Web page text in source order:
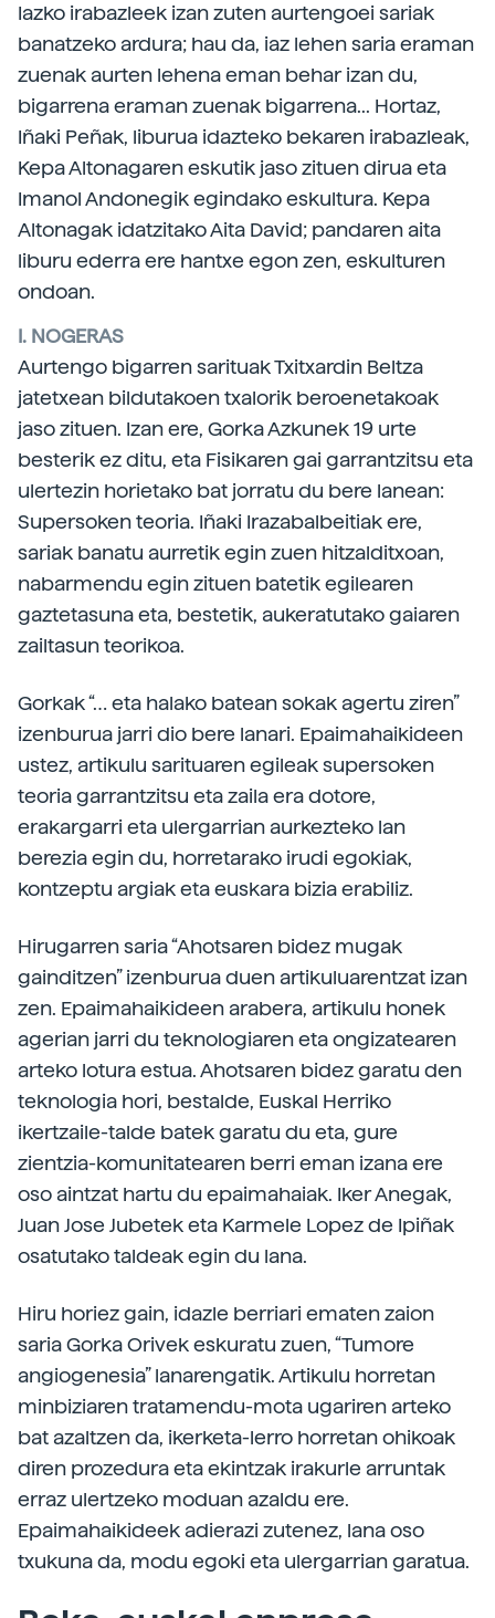
Iazko irabazleek izan zuten aurtengoei sariak
banatzeko ardura; hau da, iaz lehen saria eraman
zuenak aurten lehena eman behar izan du,
bigarrena eraman zuenak bigarrena... Hortaz,
Iñaki Peñak, liburua idazteko bekaren irabazleak,
Kepa Altonagaren eskutik jaso zituen dirua eta
Imanol Andonegik egindako eskultura. Kepa
Altonagak idatzitako Aita David; pandaren aita
liburu ederra ere hantxe egon zen, eskulturen
ondoan.
I. NOGERAS
Aurtengo bigarren sarituak Txitxardin Beltza
jatetxean bildutakoen txalorik beroenetakoak
jaso zituen. Izan ere, Gorka Azkunek 19 urte
besterik ez ditu, eta Fisikaren gai garrantzitsu eta
ulertezin horietako bat jorratu du bere lanean:
Supersoken teoria. Iñaki Irazabalbeitiak ere,
sariak banatu aurretik egin zuen hitzalditxoan,
nabarmendu egin zituen batetik egilearen
gaztetasuna eta, bestetik, aukeratutako gaiaren
zailtasun teorikoa.
Gorkak “… eta halako batean sokak agertu ziren”
izenburua jarri dio bere lanari. Epaimahaikideen
ustez, artikulu sarituaren egileak supersoken
teoria garrantzitsu eta zaila era dotore,
erakargarri eta ulergarrian aurkezteko lan
berezia egin du, horretarako irudi egokiak,
kontzeptu argiak eta euskara bizia erabiliz.
Hirugarren saria “Ahotsaren bidez mugak
gainditzen” izenburua duen artikuluarentzat izan
zen. Epaimahaikideen arabera, artikulu honek
agerian jarri du teknologiaren eta ongizatearen
arteko lotura estua. Ahotsaren bidez garatu den
teknologia hori, bestalde, Euskal Herriko
ikertzaile-talde batek garatu du eta, gure
zientzia-komunitatearen berri eman izana ere
oso aintzat hartu du epaimahaiak. Iker Anegak,
Juan Jose Jubetek eta Karmele Lopez de Ipiñak
osatutako taldeak egin du lana.
Hiru horiez gain, idazle berriari ematen zaion
saria Gorka Orivek eskuratu zuen, “Tumore
angiogenesia” lanarengatik. Artikulu horretan
minbiziaren tratamendu-mota ugariren arteko
bat azaltzen da, ikerketa-lerro horretan ohikoak
diren prozedura eta ekintzak irakurle arruntak
erraz ulertzeko moduan azaldu ere.
Epaimahaikideek adierazi zutenez, lana oso
txukuna da, modu egoki eta ulergarrian garatua.